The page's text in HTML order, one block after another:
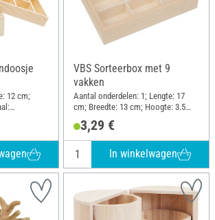
12 cm;
VBS Sorteerbox met 9
vakken
Aantal onderdelen: 1; Lengte: 17
cm; Breedte: 13 cm; Hoogte: 3.5
3,29 €
In winkelwagen